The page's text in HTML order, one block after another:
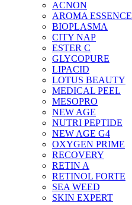
ACNON
AROMA ESSENCE
BIOPLASMA
CITY NAP
ESTER C
GLYCOPURE
LIPACID
LOTUS BEAUTY
MEDICAL PEEL
MESOPRO
NEW AGE
NUTRI PEPTIDE
NEW AGE G4
OXYGEN PRIME
RECOVERY
RETIN A
RETINOL FORTE
SEA WEED
SKIN EXPERT